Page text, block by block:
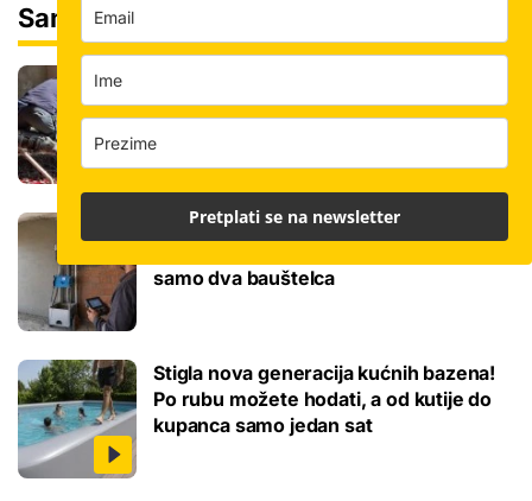
Sam svoj majstor
opcije, razlika je velika, evo koja je
Robotski stroj za žbukanje: Za 8 sati
samo dva bauštelca
Stigla nova generacija kućnih bazena!
Po rubu možete hodati, a od kutije do
kupanca samo jedan sat
Pretplati se na newsletter